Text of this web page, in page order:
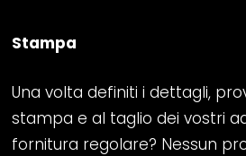
Stampa
Una volta definiti i dettagli,
stampa e al taglio dei vostri
fornitura regolare? Nessun